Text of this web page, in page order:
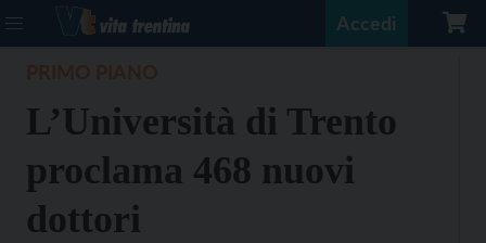
Accedi
L’Università di Trento
proclama 468 nuovi
dottori